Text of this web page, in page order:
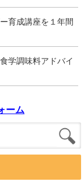
育成講座を１年間
学調味料アドバイ
ーム